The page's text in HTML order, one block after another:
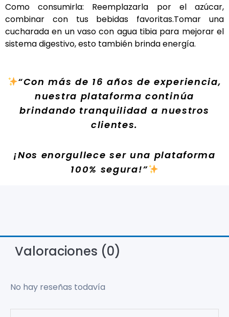
Como consumirla: Reemplazarla por el azúcar,
combinar con tus bebidas favoritas.Tomar una
cucharada en un vaso con agua tibia para mejorar el
sistema digestivo, esto también brinda energía.
“Con más de 16 años de experiencia,
nuestra plataforma continúa
brindando tranquilidad a nuestros
clientes.
¡Nos enorgullece ser una plataforma
100% segura!”
Valoraciones (0)
No hay reseñas todavía